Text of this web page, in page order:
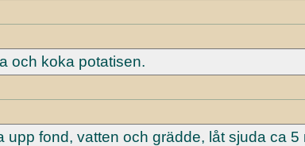
och koka potatisen.
upp fond, vatten och grädde, låt sjuda ca